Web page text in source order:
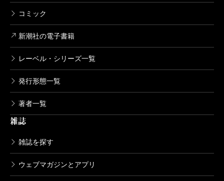
コミック
新潮社の電子書籍
レーベル・シリーズ一覧
発行形態一覧
著者一覧
雑誌
雑誌を探す
ウェブマガジンとアプリ